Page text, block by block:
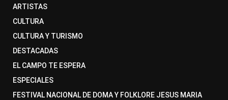
ARTISTAS
CULTURA
CULTURA Y TURISMO
DESTACADAS
EL CAMPO TE ESPERA
ESPECIALES
FESTIVAL NACIONAL DE DOMA Y FOLKLORE JESUS MARIA